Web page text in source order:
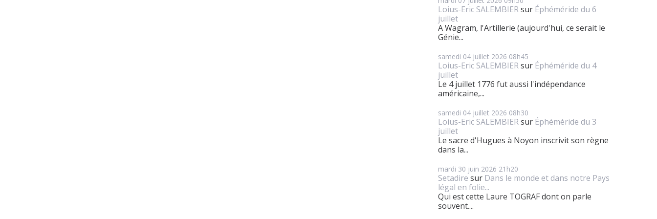
Loius-Eric SALEMBIERsur Éphéméride du 6
juillet
A Wagram, l'Artillerie (aujourd'hui, ce serait le
Génie...
samedi 04 juillet 2026 08h45
Loius-Eric SALEMBIERsur Éphéméride du 4
juillet
Le 4 juillet 1776 fut aussi l'indépendance
américaine,...
samedi 04 juillet 2026 08h30
Loius-Eric SALEMBIERsur Éphéméride du 3
juillet
Le sacre d'Hugues à Noyon inscrivit son règne
dans la...
mardi 30 juin 2026 21h20
Setadire sur Dans le monde et dans notre Pays
légal en folie...
Qui est cette Laure TOGRAF dont on parle
souvent....